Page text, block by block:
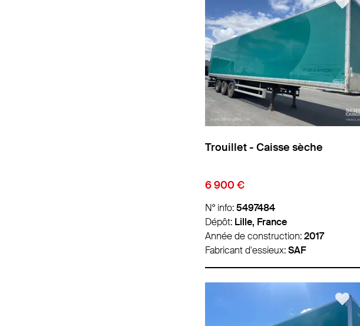
Trouillet - Caisse sèche
6 900 €
N° info:5497484
Dépôt: Lille, France
Année de construction:2017
Fabricant d'essieux:SAF